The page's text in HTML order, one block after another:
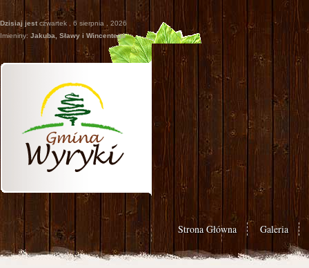
Dzisiaj jest czwartek , 6 sierpnia , 2026
Imieniny: Jakuba, Sławy i Wincentego
Strona Główna Galeria